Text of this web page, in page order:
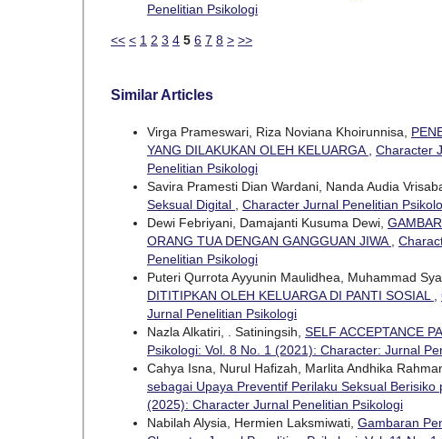
Penelitian Psikologi
<< < 1 2 3 4 5 6 7 8 > >>
Similar Articles
Virga Prameswari, Riza Noviana Khoirunnisa,
YANG DILAKUKAN OLEH KELUARGA
Character
Penelitian Psikologi
Savira Pramesti Dian Wardani, Nanda Audia
Seksual Digital
Character Jurnal Penelitian
Dewi Febriyani, Damajanti Kusuma Dewi,
ORANG TUA DENGAN GANGGUAN JIWA
Penelitian Psikologi
Puteri Qurrota Ayyunin Maulidhea, Muhammad
DITITIPKAN OLEH KELUARGA DI PANTI SOSIAL
Jurnal Penelitian Psikologi
Nazla Alkatiri, . Satiningsih, SELF ACCEPTANCE
Psikologi: Vol. 8 No. 1 (2021): Character: Jurnal
Cahya Isna, Nurul Hafizah, Marlita Andhika
sebagai Upaya Preventif Perilaku Seksual Berisiko
(2025): Character Jurnal Penelitian Psikologi
Nabilah Alysia, Hermien Laksmiwati, Gambaran